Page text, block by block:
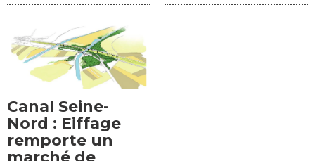
Canal Seine-
Nord : Eiffage
remporte un